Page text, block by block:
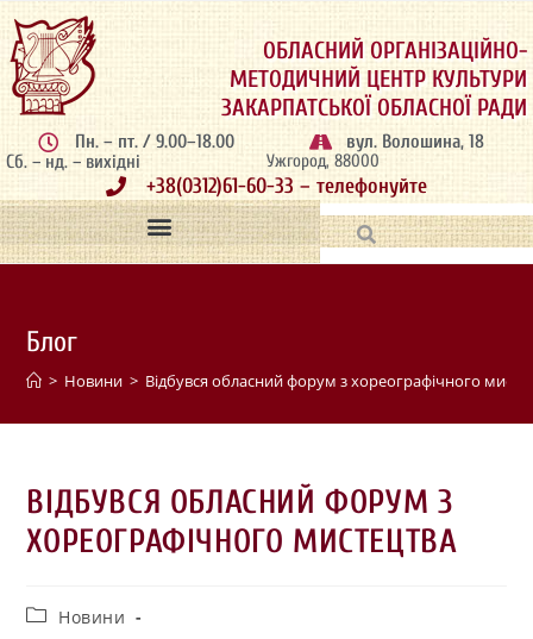
ОБЛАСНИЙ ОРГАНІЗАЦІЙНО-
МЕТОДИЧНИЙ ЦЕНТР КУЛЬТУРИ
ЗАКАРПАТСЬКОЇ ОБЛАСНОЇ РАДИ
Пн. – пт. / 9.00–18.00
Сб. – нд. – вихідні
вул. Волошина, 18
Ужгород, 88000
+38(0312)61-60-33 – телефонуйте
Блог
> Новини > Відбувся обласний форум з хореографічного
ВІДБУВСЯ ОБЛАСНИЙ ФОРУМ З
ХОРЕОГРАФІЧНОГО МИСТЕЦТВА
Новини